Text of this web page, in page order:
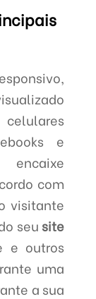
e
com
visitante
seu site
e outros
uma
a sua